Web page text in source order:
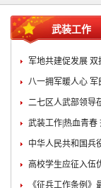
武装工作
军地共建促发展
八一拥军暖人心 军
二七区人武部领导
武装工作|热血青
中华人民共和国兵
高校学生应征入伍
《征兵工作条例》